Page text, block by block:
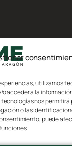
utilizamos
acceder a la
nos permitirá
o las
puede
Agosto 2026